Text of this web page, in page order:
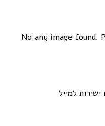
No any image found.
למייל